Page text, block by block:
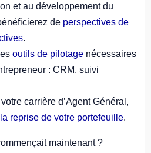
et au développement du
de perspectives de
.
outils de pilotage nécessaires
: CRM, suivi
carrière d’Agent Général,
la reprise de votre portefeuille.
maintenant ?